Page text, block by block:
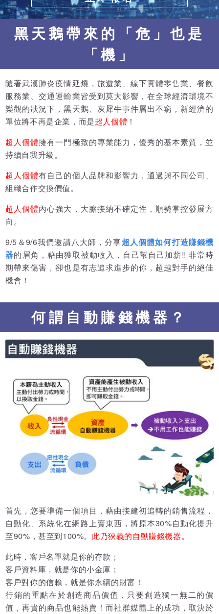
黑天鵝帶來的「危」也是
「機」
隨著武漢肺炎疫情延燒，旅遊業、線下實體零售業、餐飲
服務業、交通運輸業皆受到莫大影響，在全球經濟環境不
樂觀的狀況下，黑天鵝、灰犀牛事件層出不窮，新經濟的
單位將不再是企業，而是超人個體 ！
超人個體擁有一門極致的專業能力，優秀的基本素質，並
持續自我升級。
超人個體有自己的個人品牌和影響力，通過與不同公司、
組織合作交換價值。
超人個體內心強大，大膽接納不確定性，順勢掌控發展方
向。
9/5＆9/6我們邀請八大師，分享超人個體如何打造賺錢機
器的眉角，藉由獲取被動收入，自己幫自己加薪!! 非常時
期帶來傷害，卻也是有志追求進步的你，超越對手的絕佳
機會！
何謂自動賺錢機器？
首先，您要準備一個項目，藉由接建初追轉的銷售流程，
自動化、系統化在網路上賣東西，將原本30%自動化提升
至90%，甚至到100%。 此乃狹義的自動賺錢機器。
此時，客戶名單就是你的存款；
客戶資料庫，就是你的小金庫；
客戶對你的信賴，就是你永續的財富！
行銷的重點在於創造商品價值，只要創造獨一無二的價
值，再貴的商品也能熱賣！而社群媒體上的成功，取決於